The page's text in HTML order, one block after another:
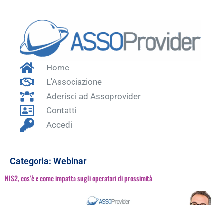
Home
L'Associazione
Aderisci ad Assoprovider
Contatti
Accedi
Categoria: Webinar
NIS2, cos’è e come impatta sugli operatori di prossimità